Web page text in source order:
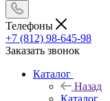
Телефоны
+7 (812) 98-645-98
Заказать звонок
Каталог
Назад
Каталог